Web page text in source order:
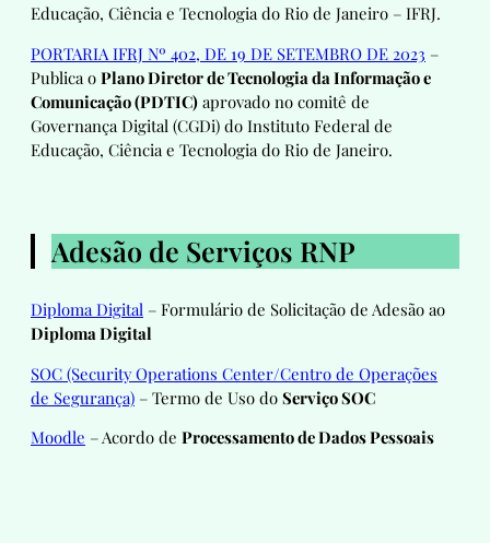
Educação, Ciência e Tecnologia do Rio de Janeiro – IFRJ.
PORTARIA IFRJ Nº 402, DE 19 DE SETEMBRO DE 2023 –
Publica o Plano Diretor de Tecnologia da Informação e
Comunicação (PDTIC) aprovado no comitê de
Governança Digital (CGDi) do Instituto Federal de
Educação, Ciência e Tecnologia do Rio de Janeiro.
Adesão de Serviços RNP
Diploma Digital – Formulário de Solicitação de Adesão ao
Diploma Digital
SOC (Security Operations Center/Centro de Operações
de Segurança) – Termo de Uso do Serviço SOC
Moodle – Acordo de Processamento de Dados Pessoais